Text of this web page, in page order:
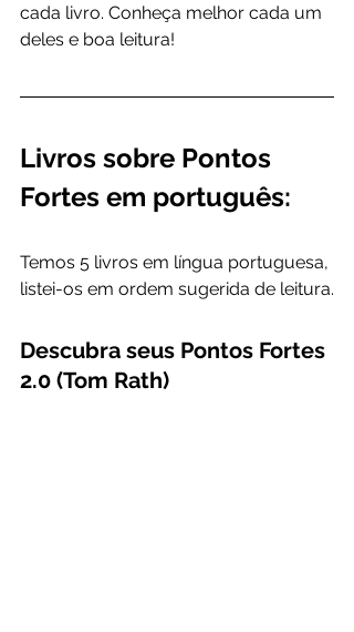
cada livro. Conheça melhor cada um
deles e boa leitura!
Livros sobre Pontos
Fortes em português:
Temos 5 livros em língua portuguesa,
listei-os em ordem sugerida de leitura.
Descubra seus Pontos Fortes
2.0 (Tom Rath)